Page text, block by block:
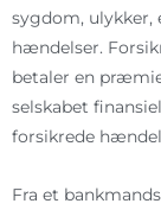
sygdom, ulykker,
hændelser.
betaler en
selskabet
forsikrede
Fra et